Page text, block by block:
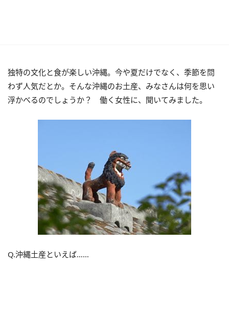
独特の文化と食が楽しい沖縄。今や夏だけでなく、季節を問
わず人気だとか。そんな沖縄のお土産、みなさんは何を思い
浮かべるのでしょうか？ 働く女性に、聞いてみました。
Q.沖縄土産といえば……